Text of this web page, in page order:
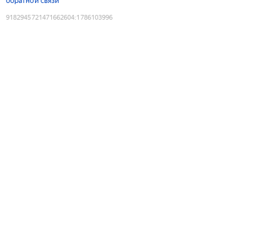
9182945721471662604:1786103996